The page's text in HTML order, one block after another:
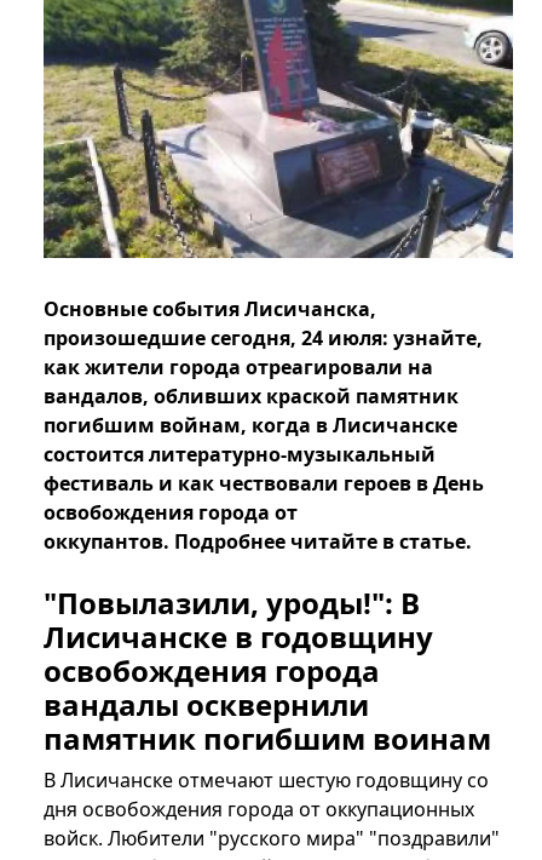
Основные события Лисичанска,
произошедшие сегодня, 24 июля: узнайте,
как жители города отреагировали на
вандалов, обливших краской памятник
погибшим войнам, когда в Лисичанске
состоится литературно-музыкальный
фестиваль и как чествовали героев в День
освобождения города от
оккупантов. Подробнее читайте в статье.
"Повылазили, уроды!": В
Лисичанске в годовщину
освобождения города
вандалы осквернили
памятник погибшим воинам
В Лисичанске отмечают шестую годовщину со
дня освобождения города от оккупационных
войск. Любители "русского мира" "поздравили"